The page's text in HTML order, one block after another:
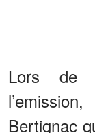
Lors de
Bertignac